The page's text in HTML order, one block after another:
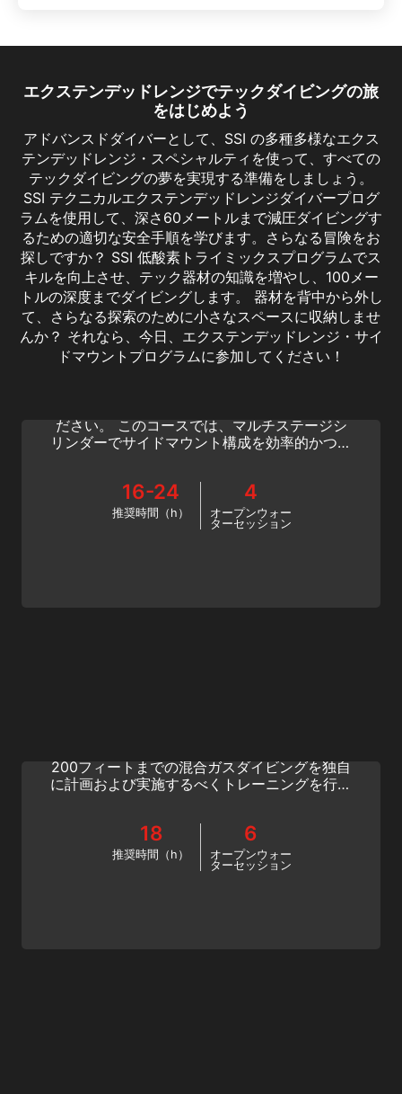
エクステンデッドレンジでテックダイビングの旅
をはじめよう
アドバンスドダイバーとして、SSI の多種多様なエクス
テンデッドレンジ・スペシャルティを使って、すべての
テックダイビングの夢を実現する準備をしましょう。
SSI テクニカルエクステンデッドレンジダイバープログ
ラムを使用して、深さ60メートルまで減圧ダイビングす
るための適切な安全手順を学びます。さらなる冒険をお
探しですか？ SSI 低酸素トライミックスプログラムでス
キルを向上させ、テック器材の知識を増やし、100メー
トルの深度までダイビングします。 器材を背中から外し
て、さらなる探索のために小さなスペースに収納しませ
んか？ それなら、今日、エクステンデッドレンジ・サイ
ドマウントプログラムに参加してください！
Extended Range Sidemount
ださい。 このコースでは、マルチステージシ
リンダーでサイドマウント構成を効率的かつ効
16-24
推奨時間（h）
4
オープンウォー
ターセッション
200フィートまでの混合ガスダイビングを独自
に計画および実施するべくトレーニングを行い
ダイビングをしてみましょう。
18
推奨時間（h）
6
オープンウォー
ターセッション